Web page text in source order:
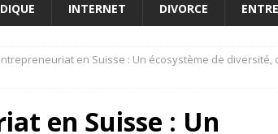
INTERNET DIVORCE
en Suisse : Un écosystème de diversité,
en Suisse : Un